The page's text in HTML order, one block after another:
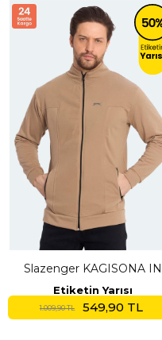
Slazenger KAGISONA IN
Erkek Fermuarlı Dik Yaka
Cepli Kahve Sweatshırt
Etiketin Yarısı
1.009,90 TL 549,90 TL